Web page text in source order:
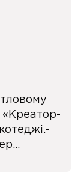
«Креатор-